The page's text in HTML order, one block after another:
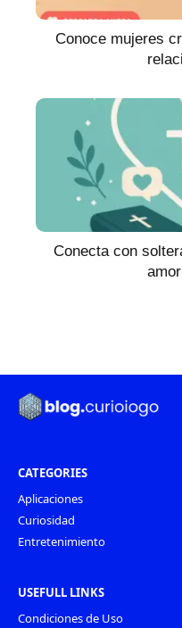
Conoce mujeres
Conecta con
CATEGORIES
Aplicaciones
Curiosidad
Entretenimiento
USEFULL LINKS
Condiciones de Uso